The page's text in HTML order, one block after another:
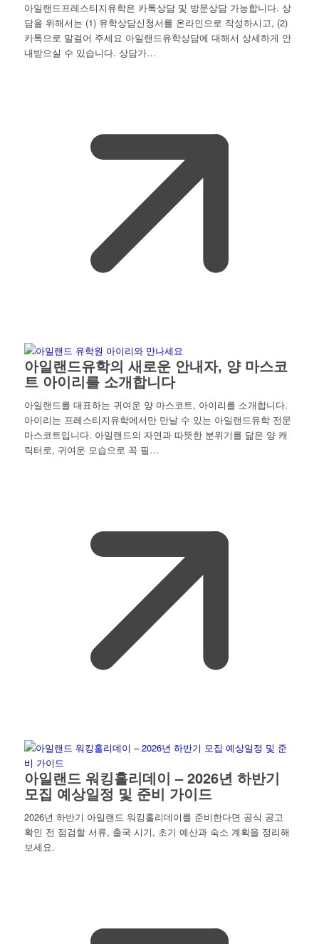
아일랜드프레스티지유학은 카톡상담 및 방문상담 가능합니다. 상
담을 위해서는 (1) 유학상담신청서를 온라인으로 작성하시고, (2)
카톡으로 말걸어 주세요 아일랜드유학상담에 대해서 상세하게 안
내받으실 수 있습니다. 상담가…
아일랜드유학의 새로운 안내자, 양 마스코
트 아이리를 소개합니다
아일랜드를 대표하는 귀여운 양 마스코트, 아이리를 소개합니다.
아이리는 프레스티지유학에서만 만날 수 있는 아일랜드유학 전문
마스코트입니다. 아일랜드의 자연과 따뜻한 분위기를 닮은 양 캐
릭터로, 귀여운 모습으로 꼭 필…
아일랜드 워킹홀리데이 – 2026년 하반기
모집 예상일정 및 준비 가이드
2026년 하반기 아일랜드 워킹홀리데이를 준비한다면 공식 공고
확인 전 점검할 서류, 출국 시기, 초기 예산과 숙소 계획을 정리해
보세요.